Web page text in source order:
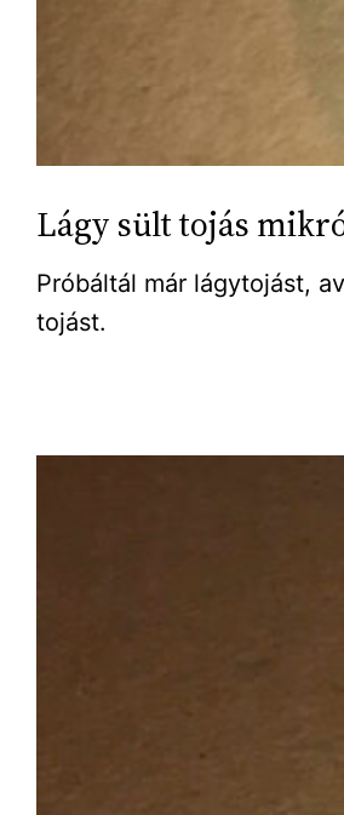
Lágy sült tojás
Próbáltál már lágytojást,
tojást.